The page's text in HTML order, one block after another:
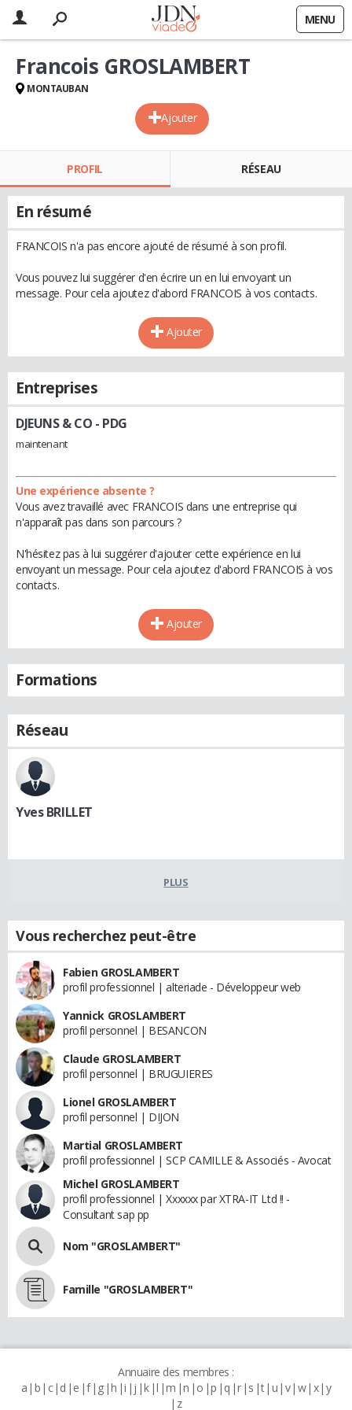
MENU
Ajouter
Francois GROSLAMBERT
MONTAUBAN
PROFIL RÉSEAU
En résumé
FRANCOIS n'a pas encore ajouté de résumé à son profil.
Vous pouvez lui suggérer d'en écrire un en lui envoyant un
message. Pour cela ajoutez d'abord FRANCOIS à vos contacts.
Ajouter
Entreprises
DJEUNS & CO - PDG
maintenant
Une expérience absente ?
Vous avez travaillé avec FRANCOIS dans une entreprise qui
n'apparaît pas dans son parcours ?
N'hésitez pas à lui suggérer d'ajouter cette expérience en lui
envoyant un message. Pour cela ajoutez d'abord FRANCOIS à vos
contacts.
Ajouter
Formations
Réseau
Yves BRILLET
PLUS
Vous recherchez peut-être
Fabien GROSLAMBERT
profil professionnel | alteriade - Développeur web
Yannick GROSLAMBERT
profil personnel | BESANCON
Claude GROSLAMBERT
profil personnel | BRUGUIERES
Lionel GROSLAMBERT
profil personnel | DIJON
Martial GROSLAMBERT
profil professionnel | SCP CAMILLE & Associés - Avocat
Michel GROSLAMBERT
profil professionnel | Xxxxxx par XTRA-IT Ltd !! -
Consultant sap pp
Nom "GROSLAMBERT"
Famille "GROSLAMBERT"
Annuaire des membres :
a b c d e f g h i j k l m n o p q r s t u v w x y
z